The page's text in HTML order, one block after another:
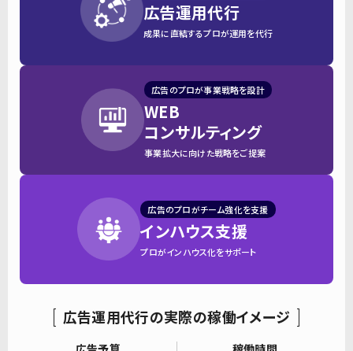
広告運用代行
成果に直結するプロが運用を代行
広告のプロが事業戦略を設計
WEB
コンサルティング
事業拡大に向けた戦略をご提案
広告のプロがチーム強化を支援
インハウス支援
プロがインハウス化をサポート
広告運用代行の実際の稼働イメージ